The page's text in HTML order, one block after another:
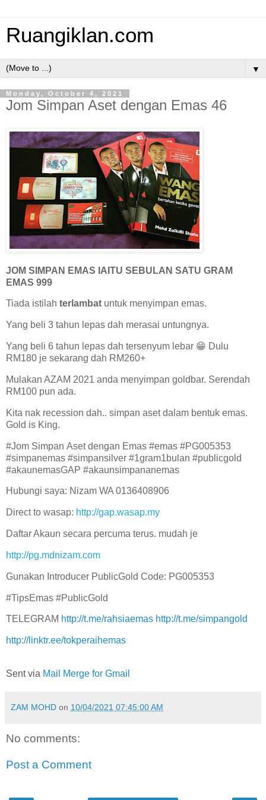
Ruangiklan.com
▼
Monday, October 4, 2021
Jom Simpan Aset dengan Emas 46
JOM SIMPAN EMAS IAITU SEBULAN SATU GRAM
EMAS 999
Tiada istilah terlambat untuk menyimpan emas.
Yang beli 3 tahun lepas dah merasai untungnya.
Yang beli 6 tahun lepas dah tersenyum lebar 😁 Dulu
RM180 je sekarang dah RM260+
Mulakan AZAM 2021 anda menyimpan goldbar. Serendah
RM100 pun ada.
Kita nak recession dah.. simpan aset dalam bentuk emas.
Gold is King.
#Jom Simpan Aset dengan Emas #emas #PG005353
#simpanemas #simpansilver #1gram1bulan #publicgold
#akaunemasGAP #akaunsimpananemas
Hubungi saya: Nizam WA 0136408906
Direct to wasap: http://gap.wasap.my
Daftar Akaun secara percuma terus. mudah je
http://pg.mdnizam.com
Gunakan Introducer PublicGold Code: PG005353
#TipsEmas #PublicGold
TELEGRAM http://t.me/rahsiaemas http://t.me/simpangold
http://linktr.ee/tokperaihemas
Sent via Mail Merge for Gmail
ZAM MOHD on 10/04/2021 07:45:00 AM
No comments:
Post a Comment